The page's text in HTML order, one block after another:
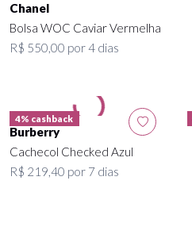
Chanel
Bolsa WOC Caviar Vermelha
R$ 550,00 por 4 dias
4% cashback
Burberry
Cachecol Checked Azul
R$ 219,40 por 7 dias